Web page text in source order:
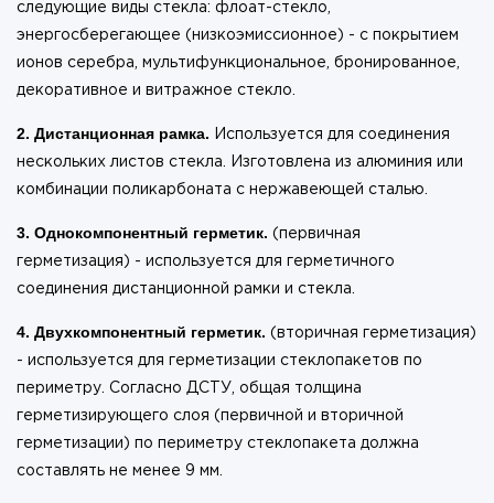
следующие виды стекла: флоат-стекло,
энергосберегающее (низкоэмиссионное) - с покрытием
ионов серебра, мультифункциональное, бронированное,
декоративное и витражное стекло.
2. Дистанционная рамка. Используется для соединения
нескольких листов стекла. Изготовлена ​​из алюминия или
комбинации поликарбоната с нержавеющей сталью.
3. Однокомпонентный герметик. (первичная
герметизация) - используется для герметичного
соединения дистанционной рамки и стекла.
4. Двухкомпонентный герметик. (вторичная герметизация)
- используется для герметизации стеклопакетов по
периметру. Согласно ДСТУ, общая толщина
герметизирующего слоя (первичной и вторичной
герметизации) по периметру стеклопакета должна
составлять не менее 9 мм.